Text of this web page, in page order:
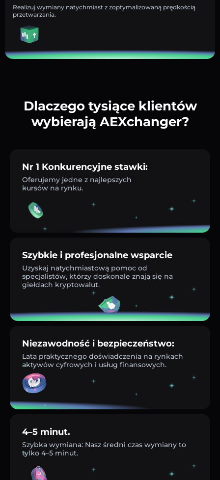
Realizuj wymiany natychmiast z zoptymalizowaną prędkością
przetwarzania.
Dlaczego tysiące klientów
wybierają AEXchanger?
Nr 1 Konkurencyjne stawki:
Oferujemy jedne z najlepszych
kursów na rynku.
Szybkie i profesjonalne wsparcie
Uzyskaj natychmiastową pomoc od
specjalistów, którzy doskonale znają się na
giełdach kryptowalut.
Niezawodność i bezpieczeństwo:
Lata praktycznego doświadczenia na rynkach
aktywów cyfrowych i usług finansowych.
4–5 minut.
Szybka wymiana: Nasz średni czas wymiany to
tylko 4–5 minut.